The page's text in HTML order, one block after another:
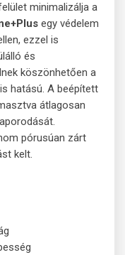
minimalizálja a
egy védelem
ezzel is
és
köszönhetően a
hatású. A beépített
átlagosan
pórusúan zárt
kelt.